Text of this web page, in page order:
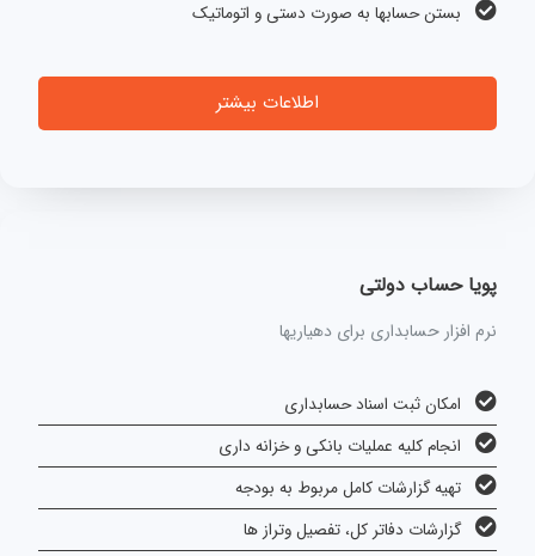
بستن حسابها به صورت دستی و اتوماتیک
اطلاعات بیشتر
پویا حساب دولتی
نرم افزار حسابداری برای دهیاریها
امکان ثبت اسناد حسابداری
انجام کلیه عملیات بانکی و خزانه داری
تهیه گزارشات کامل مربوط به بودجه
گزارشات دفاتر کل، تفصیل وتراز ها